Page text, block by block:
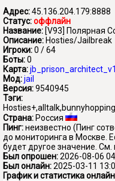
Адрес:45.136.204.179:8888
Статус:оффлайн
Название: [V93] Полярная
Описание: Hosties/Jailbreak
Игроки:0 / 64
Боты:0
Карта:jb_prison_architect_v1
Мод:jail
Версия:9540945
Тэги:
Страна: Россия
Пинг:неизвестно (Пинг
до мониторинга в Москве.
будет другое значение. См.
Был опрошен:2026-08-06
Был онлайн:2025-03-11
График и статистика